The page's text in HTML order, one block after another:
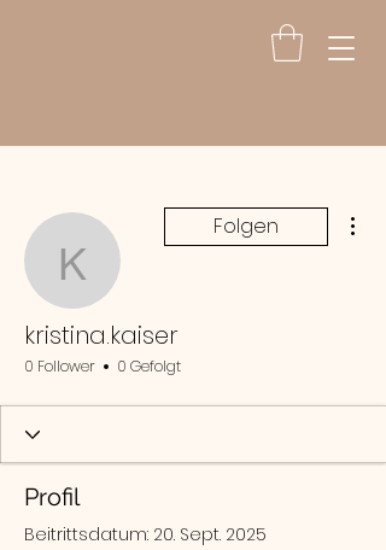
kristina.kaiser
Folgen
kristina.kaiser
0 Follower 0 Gefolgt
Profil
Beitrittsdatum: 20. Sept. 2025